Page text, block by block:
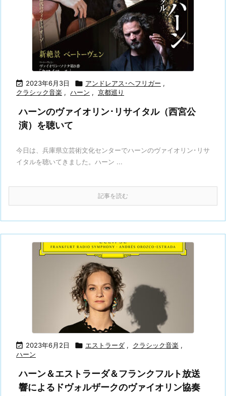
 2023年6月3日  アンドレアス･ヘフリガー ,
クラシック音楽 , ハーン , 京都巡り
ハーンのヴァイオリン･リサイタル（西宮公
演）を聴いて
今日は、兵庫県立芸術文化センターでハーンのヴァイオリン･リサ
イタルを聴いてきました。ハーン ...
記事を読む
 2023年6月2日  エストラーダ , クラシック音楽 ,
ハーン
ハーン＆エストラーダ＆フランクフルト放送
響によるドヴォルザークのヴァイオリン協奏